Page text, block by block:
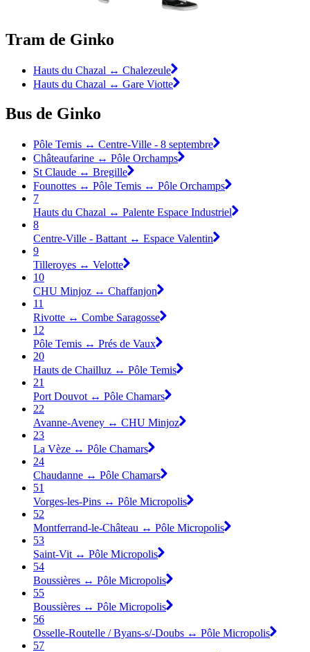
Tram de Ginko
Hauts du Chazal ↔ Chalezeule
Hauts du Chazal ↔ Gare Viotte
Bus de Ginko
Pôle Temis ↔ Centre-Ville - 8 septembre
Châteaufarine ↔ Pôle Orchamps
St Claude ↔ Bregille
Founottes ↔ Pôle Temis ↔ Pôle Orchamps
7
Hauts du Chazal ↔ Palente Espace Industriel
8
Centre-Ville - Battant ↔ Espace Valentin
9
Tilleroyes ↔ Velotte
10
CHU Minjoz ↔ Chaffanjon
11
Rivotte ↔ Combe Saragosse
12
Pôle Temis ↔ Prés de Vaux
20
Hauts de Chailluz ↔ Pôle Temis
21
Port Douvot ↔ Pôle Chamars
22
Avanne-Aveney ↔ CHU Minjoz
23
La Vèze ↔ Pôle Chamars
24
Chaudanne ↔ Pôle Chamars
51
Vorges-les-Pins ↔ Pôle Micropolis
52
Montferrand-le-Château ↔ Pôle Micropolis
53
Saint-Vit ↔ Pôle Micropolis
54
Boussières ↔ Pôle Micropolis
55
Boussières ↔ Pôle Micropolis
56
Osselle-Routelle / Byans-s/-Doubs ↔ Pôle Micropolis
57